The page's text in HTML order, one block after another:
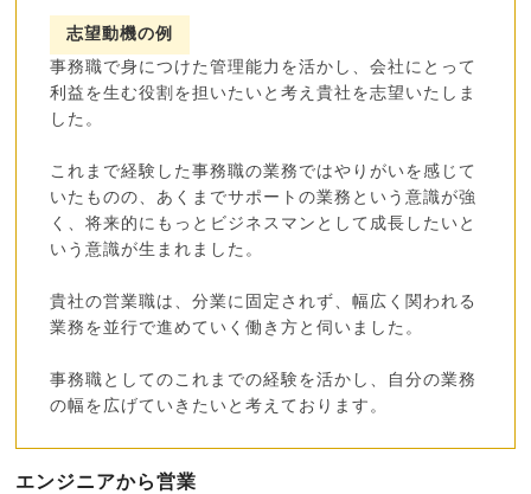
志望動機の例
事務職で身につけた管理能力を活かし、会社にとって
利益を生む役割を担いたいと考え貴社を志望いたしま
した。
これまで経験した事務職の業務ではやりがいを感じて
いたものの、あくまでサポートの業務という意識が強
く、将来的にもっとビジネスマンとして成長したいと
いう意識が生まれました。
貴社の営業職は、分業に固定されず、幅広く関われる
業務を並行で進めていく働き方と伺いました。
事務職としてのこれまでの経験を活かし、自分の業務
の幅を広げていきたいと考えております。
エンジニアから営業